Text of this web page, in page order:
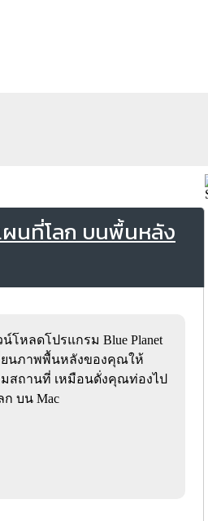
ผนที่โลก บนพื้นหลัง
น์โหลดโปรแกรม Blue Planet
ยนภาพพื้นหลังของคุณให้
มสถานที่ เหมือนดั่งคุณท่องไป
บน Mac